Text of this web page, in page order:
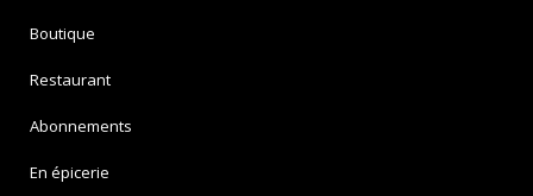
Boutique
Restaurant
Abonnements
En épicerie